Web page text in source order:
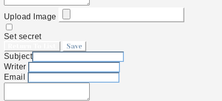
Upload Image
Set secret
Save
Subject
Writer
Email